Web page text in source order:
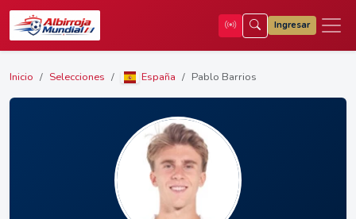
Ingresar
Inicio Selecciones España Pablo Barrios